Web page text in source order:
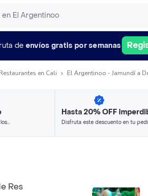
de envíos gratis por semanas
Restaurantes en Cali El Argentinoo - Jamundí a
Hasta 20% OFF
Disfruta este descuento en tu
Res